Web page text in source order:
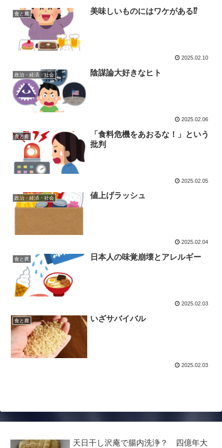
食と農 美味しいものにはワケがある⁉
2025.02.10
政治・経済・社会 陰謀論大好きなヒト
2025.02.06
食と農
「食料危機をあおるな！」という
批判
2025.02.05
政治・経済・社会 値上げラッシュ
2025.02.04
食と農 日本人の味覚崩壊とアレルギー
2025.02.03
食と農 いざサバイバル
2025.02.03
天日干し沢庵で腸内洗浄？ 四億年大